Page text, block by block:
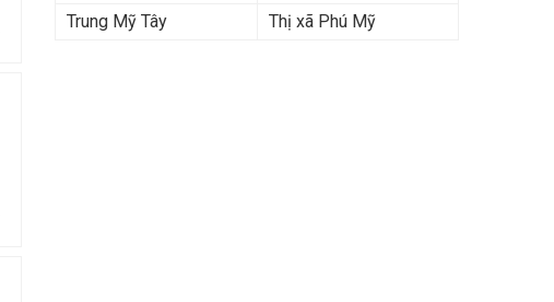
Trung Mỹ Tây
Thị xã Phú Mỹ